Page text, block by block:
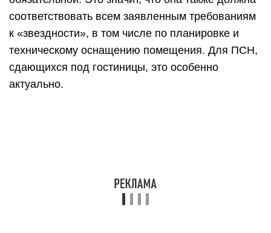
соответствовать всем заявленным требованиям
к «звездности», в том числе по планировке и
техническому оснащению помещения. Для ПСН,
сдающихся под гостиницы, это особенно
актуально.